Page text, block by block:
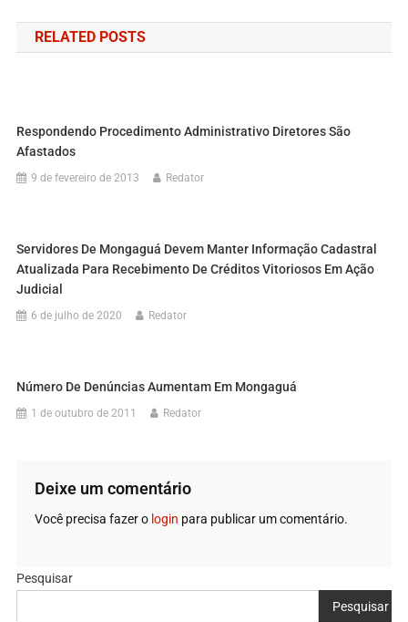
RELATED POSTS
Respondendo Procedimento Administrativo Diretores São
Afastados
9 de fevereiro de 2013 Redator
Servidores De Mongaguá Devem Manter Informação Cadastral
Atualizada Para Recebimento De Créditos Vitoriosos Em Ação
Judicial
6 de julho de 2020 Redator
Número De Denúncias Aumentam Em Mongaguá
1 de outubro de 2011 Redator
Deixe um comentário
Você precisa fazer o login para publicar um comentário.
Pesquisar
Pesquisar